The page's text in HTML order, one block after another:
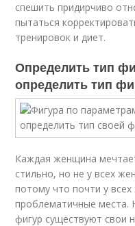
спешить придирчиво
пытаться
тренировок и диет.
Определить тип
определить тип
Каждая женщина
стильно, но не у всех
потому что почти у
проблематичные места.
фигур существуют свои